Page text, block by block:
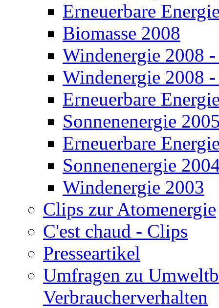
Erneuerbare
Biomasse 2008
Windenergie 2008
Windenergie 2008
Erneuerbare
Sonnenenergie
Erneuerbare
Sonnenenergie
Windenergie 2003
Clips zur Atomenergie
C'est chaud - Clips
Presseartikel
Umfragen zu
Verbraucherverhalten